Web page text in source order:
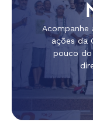
Acompanhe
ações da
pouco